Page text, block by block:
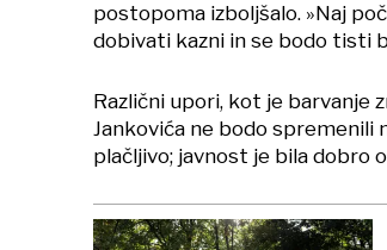
postopoma izboljšalo. »Naj
dobivati kazni in se bodo tisti
Različni upori, kot je barvanje
Jankovića ne bodo spremenili
plačljivo; javnost je bila dobro